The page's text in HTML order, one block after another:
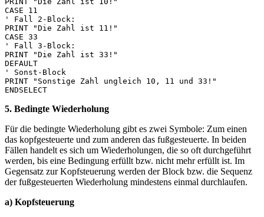
CASE 11
' Fall 2-Block:
PRINT "Die Zahl ist 11!"
CASE 33
' Fall 3-Block:
PRINT "Die Zahl ist 33!"
DEFAULT
' Sonst-Block
PRINT "Sonstige Zahl ungleich 10, 11 und 33!"
5. Bedingte Wiederholung
Für die bedingte Wiederholung gibt es zwei Symbole: Zum einen
das kopfgesteuerte und zum anderen das fußgesteuerte. In beiden
Fällen handelt es sich um Wiederholungen, die so oft durchgeführt
werden, bis eine Bedingung erfüllt bzw. nicht mehr erfüllt ist. Im
Gegensatz zur Kopfsteuerung werden der Block bzw. die Sequenz
der fußgesteuerten Wiederholung mindestens einmal durchlaufen.
a) Kopfsteuerung